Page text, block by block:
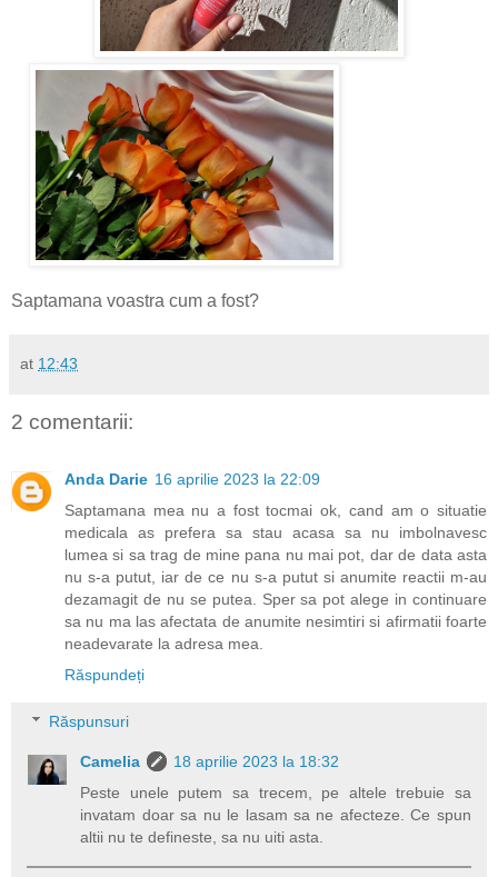
Saptamana voastra cum a fost?
at 12:43
2 comentarii:
Anda Darie 16 aprilie 2023 la 22:09
Saptamana mea nu a fost tocmai ok, cand am o situatie
medicala as prefera sa stau acasa sa nu imbolnavesc
lumea si sa trag de mine pana nu mai pot, dar de data asta
nu s-a putut, iar de ce nu s-a putut si anumite reactii m-au
dezamagit de nu se putea. Sper sa pot alege in continuare
sa nu ma las afectata de anumite nesimtiri si afirmatii foarte
neadevarate la adresa mea.
Răspundeți
Răspunsuri
Camelia
18 aprilie 2023 la 18:32
Peste unele putem sa trecem, pe altele trebuie sa
invatam doar sa nu le lasam sa ne afecteze. Ce spun
altii nu te defineste, sa nu uiti asta.